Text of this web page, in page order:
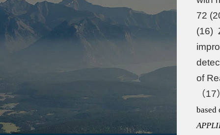
72
(16)
of
（17
based